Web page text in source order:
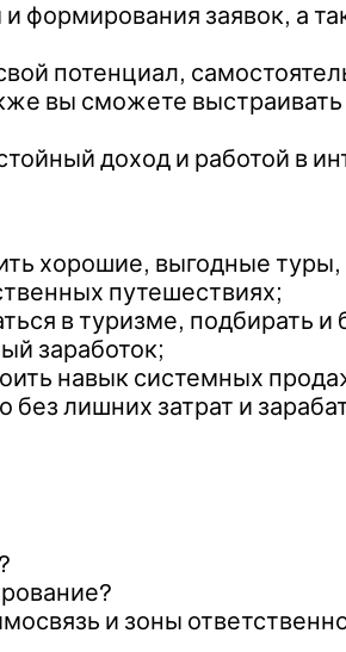
формирования заявок, а
потенциал,
вы сможете
доход и работой в
хорошие, выгодные
путешествиях;
в туризме, подбирать
заработок;
навык системных
лишних затрат и
и зоны